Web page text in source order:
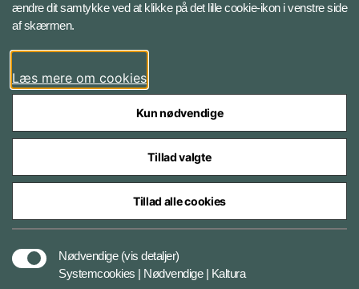
Bluesky
LinkedIn
Styrelser og myndigheder under Forsvarsministeriet
ændre dit samtykke ved at klikke på det lille cookie-ikon i venstre side
af skærmen.
Læs mere om cookies
Kun nødvendige
Tillad valgte
Tillad alle cookies
Nødvendige (vis detaljer)
Systemcookies | Nødvendige | Kaltura